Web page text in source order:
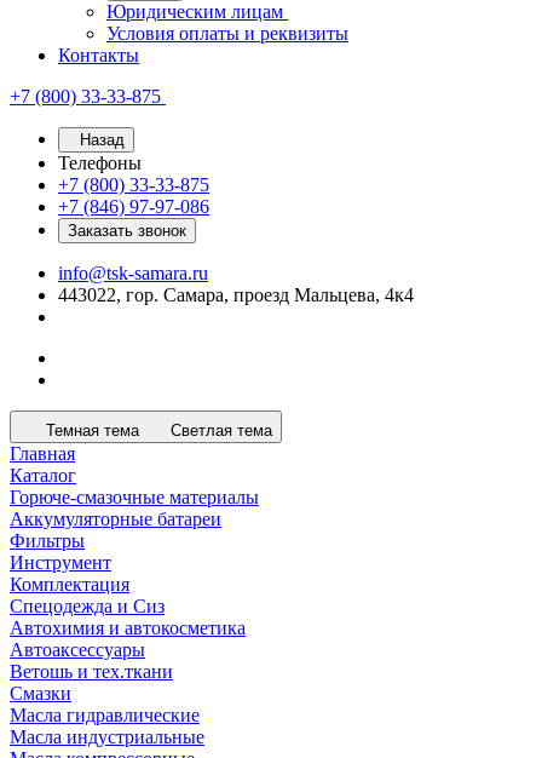
Юридическим лицам
Условия оплаты и реквизиты
Контакты
+7 (800) 33-33-875
Назад
Телефоны
+7 (800) 33-33-875
+7 (846) 97-97-086
Заказать звонок
info@tsk-samara.ru
443022, гор. Самара, проезд Мальцева, 4к4
Темная тема Светлая тема
Главная
Каталог
Горюче-смазочные материалы
Аккумуляторные батареи
Фильтры
Инструмент
Комплектация
Спецодежда и Сиз
Автохимия и автокосметика
Автоаксессуары
Ветошь и тех.ткани
Смазки
Масла гидравлические
Масла индустриальные